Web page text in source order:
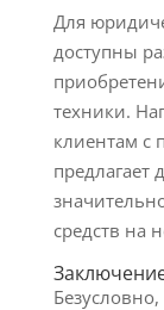
Для
доступны
техники.
клиентам с
средств на
Безусловно,